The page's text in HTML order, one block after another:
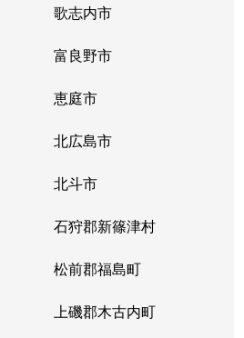
歌志内市
富良野市
恵庭市
北広島市
北斗市
石狩郡新篠津村
松前郡福島町
上磯郡木古内町